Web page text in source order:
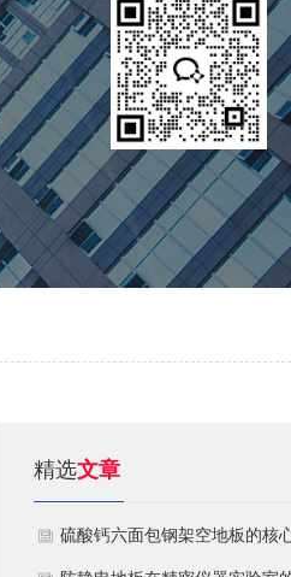
精选文章
硫酸钙六面包钢架空地板的核